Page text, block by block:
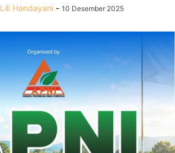
Lili Handayani - 10 Desember 2025